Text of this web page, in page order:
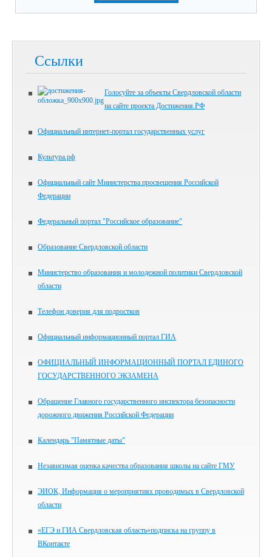
Ссылки
Голосуйте за объекты Свердловской области
на сайте проекта Достижения.РФ
Официальный интернет-портал государственных услуг
Культура.рф
Официальный сайт Министерства просвещения Российской
Федерации
Федеральный портал "Российское образование"
Образование Свердловской области
Министерство образования и молодежной политики Свердловской
области
Телефон доверия для подростков
Официальный информационный портал ГИА
ОФИЦИАЛЬНЫЙ ИНФОРМАЦИОННЫЙ ПОРТАЛ ЕДИНОГО
ГОСУДАРСТВЕННОГО ЭКЗАМЕНА
Обращение Главного государственного инспектора безопасности
дорожного движения Российской Федерации
Календарь "Памятные даты"
Независимая оценка качества образования школы на сайте ГМУ
ЭИОК, Информация о мероприятиях проводимых в Свердловской
области
«ЕГЭ и ГИА Свердловская область»подписка на группу в
ВКонтакте